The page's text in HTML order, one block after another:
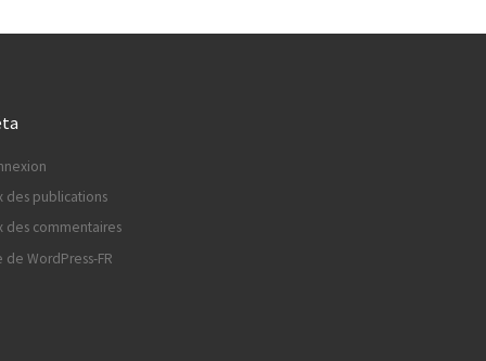
des publications
des commentaires
de WordPress-FR